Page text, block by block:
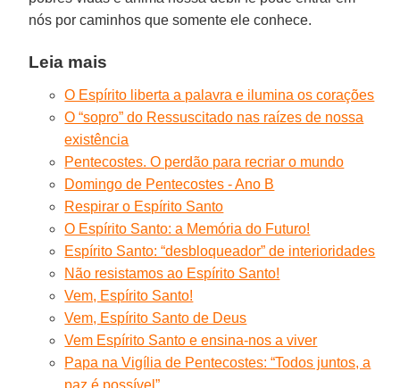
nós por caminhos que somente ele conhece.
Leia mais
O Espírito liberta a palavra e ilumina os corações
O “sopro” do Ressuscitado nas raízes de nossa
existência
Pentecostes. O perdão para recriar o mundo
Domingo de Pentecostes - Ano B
Respirar o Espírito Santo
O Espírito Santo: a Memória do Futuro!
Espírito Santo: “desbloqueador” de interioridades
Não resistamos ao Espírito Santo!
Vem, Espírito Santo!
Vem, Espírito Santo de Deus
Vem Espírito Santo e ensina-nos a viver
Papa na Vigília de Pentecostes: “Todos juntos, a
paz é possível”